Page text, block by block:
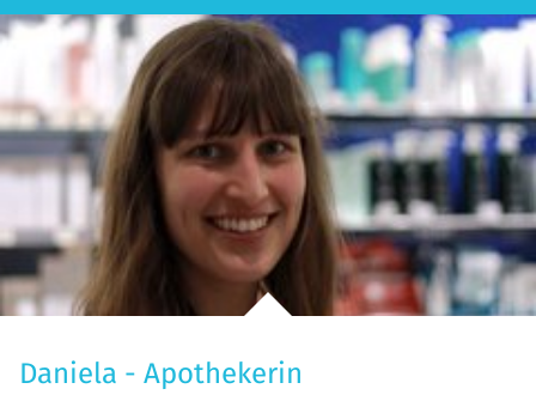
Daniela - Apothekerin